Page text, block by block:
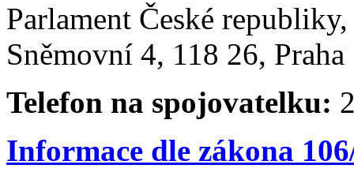
Parlament České
Sněmovní 4, 118 26,
Telefon na spojovatelku:
Informace dle zákona